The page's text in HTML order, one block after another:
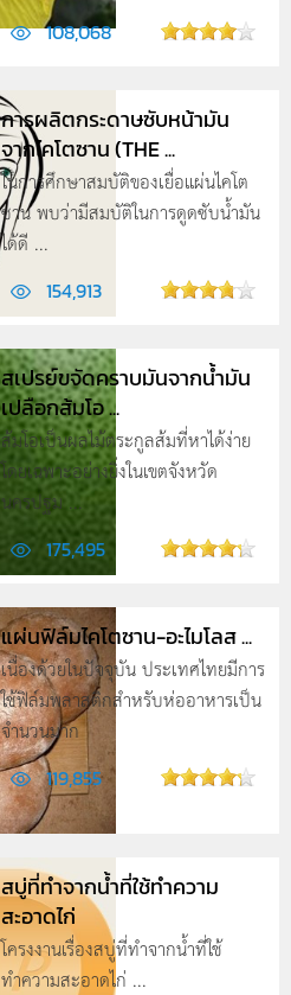
108,068
การผลิตกระดาษซับหน้ามัน
จากไคโตซาน (THE ...
ในการศึกษาสมบัติของเยื่อแผ่นไคโต
ซาน พบว่ามีสมบัติในการดูดซับน้ำมัน
ได้ดี ...
154,913
สเปรย์ขจัดคราบมันจากน้ำมัน
เปลือกส้มโอ ...
ส้มโอเป็นผลไม้ตระกูลส้มที่หาได้ง่าย
โดยเฉพาะอย่างยิ่งในเขตจังหวัด
นครปฐม ...
175,495
แผ่นฟิล์มไคโตซาน-อะไมโลส ...
เนื่องด้วยในปัจจุบัน ประเทศไทยมีการ
ใช้ฟิล์มพลาสติกสำหรับห่ออาหารเป็น
จำนวนมาก
119,855
สบู่ที่ทำจากน้ำที่ใช้ทำความ
สะอาดไก่
โครงงานเรื่องสบู่ที่ทำจากน้ำที่ใช้
ทำความสะอาดไก่ ...